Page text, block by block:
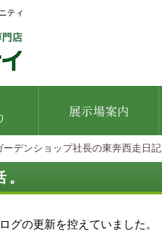
ティ
ーデンショップ社長の東奔西走日記
。
グの更新を控えていました。